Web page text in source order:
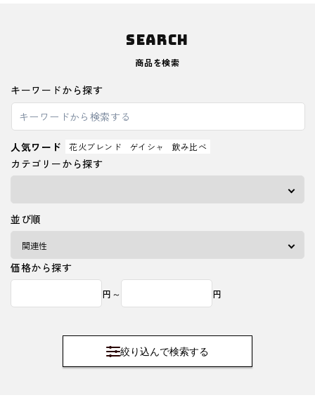
SEARCH
商品を検索
キーワードから探す
人気ワード 花火ブレンド ゲイシャ 飲み比べ
カテゴリーから探す
並び順
価格から探す
円～ 円
絞り込んで検索する